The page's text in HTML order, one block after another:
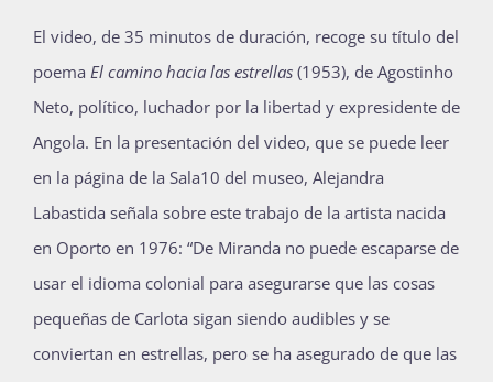
El video, de 35 minutos de duración, recoge su título del
poema El camino hacia las estrellas (1953), de Agostinho
Neto, político, luchador por la libertad y expresidente de
Angola. En la presentación del video, que se puede leer
en la página de la Sala10 del museo, Alejandra
Labastida señala sobre este trabajo de la artista nacida
en Oporto en 1976: “De Miranda no puede escaparse de
usar el idioma colonial para asegurarse que las cosas
pequeñas de Carlota sigan siendo audibles y se
conviertan en estrellas, pero se ha asegurado de que las